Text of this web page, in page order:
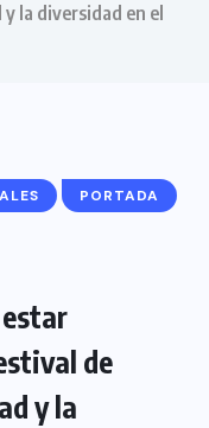
la diversidad en el
PORTADA
de
y la